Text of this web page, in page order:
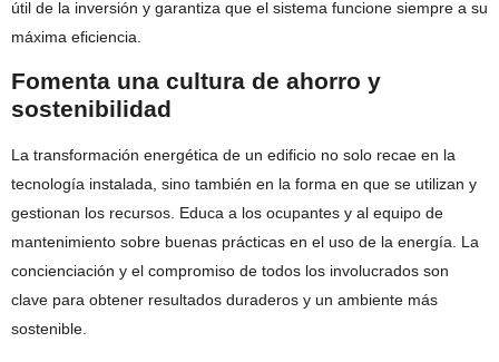
útil de la inversión y garantiza que el sistema funcione siempre a su
máxima eficiencia.
Fomenta una cultura de ahorro y
sostenibilidad
La transformación energética de un edificio no solo recae en la
tecnología instalada, sino también en la forma en que se utilizan y
gestionan los recursos. Educa a los ocupantes y al equipo de
mantenimiento sobre buenas prácticas en el uso de la energía. La
concienciación y el compromiso de todos los involucrados son
clave para obtener resultados duraderos y un ambiente más
sostenible.